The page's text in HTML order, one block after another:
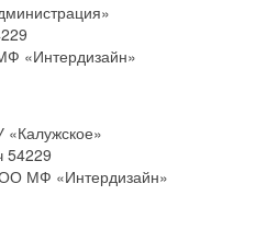
«Интердизайн»
54229
МФ «Интердизайн»